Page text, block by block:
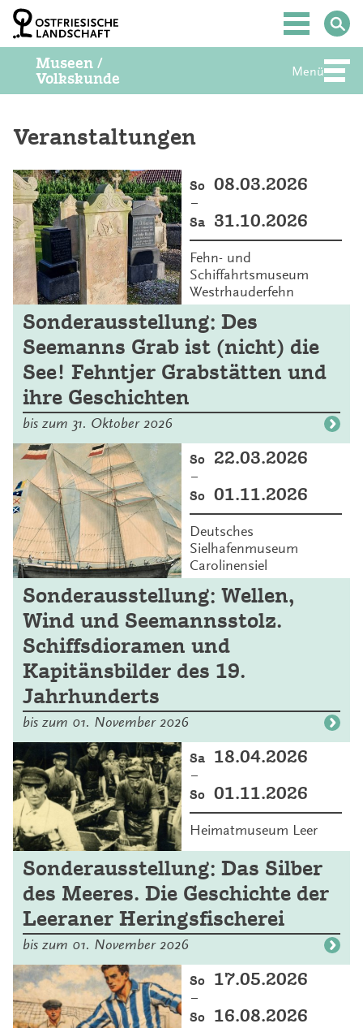
a
Hauptmenü
Museen /
Volkskunde Menü
Veranstaltungen
So 08.03.2026
–
Sa 31.10.2026
Fehn- und
Schiffahrtsmuseum
Westrhauderfehn
Sonderausstellung: Des
Seemanns Grab ist (nicht) die
See! Fehntjer Grabstätten und
ihre Geschichten
bis zum 31. Oktober 2026
So 22.03.2026
–
So 01.11.2026
Deutsches
Sielhafenmuseum
Carolinensiel
Sonderausstellung: Wellen,
Wind und Seemannsstolz.
Schiffsdioramen und
Kapitänsbilder des 19.
Jahrhunderts
bis zum 01. November 2026
Sa 18.04.2026
–
So 01.11.2026
Heimatmuseum Leer
Sonderausstellung: Das Silber
des Meeres. Die Geschichte der
Leeraner Heringsfischerei
bis zum 01. November 2026
So 17.05.2026
–
So 16.08.2026